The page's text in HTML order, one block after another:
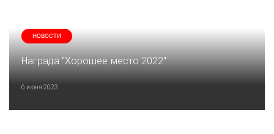
НОВОСТИ
Награда "Хорошее место 2022"
6 июня 2023